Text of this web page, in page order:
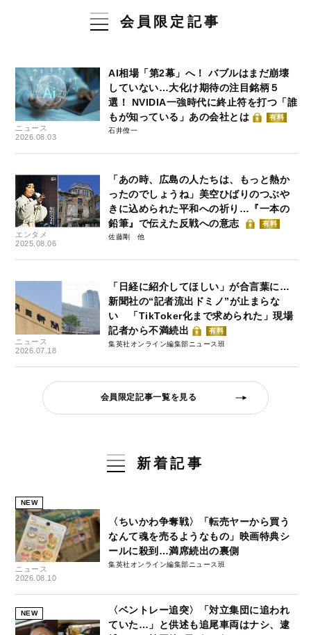
会員限定記事
ニュース
2026.08.03
AI相場「第2幕」へ！ バブルはまだ崩壊
していない…大化け期待の注目銘柄５
選！ NVIDIA一強時代に終止符を打つ「誰
もが知っている」あの会社とは
有料
石井僚一
エンタメ
2025.08.06
「あの時、広島の人たちは、もっと熱か
ったのでしょうね」美空ひばりのつぶや
きに込められた平和への祈り…『一本の
鉛筆』で伝えた反戦への意志
有料
佐藤剛
ニュース
2026.07.18
「日経に紹介してほしい」が合言葉に…
新聞社の“記者流出ドミノ”が止まらな
い 「TikToker化まで求められた」現場
記者から不満続出
有料
集英社オンライン編集部ニュース班
会員限定記事一覧を見る
新着記事
NEW
ニュース
2026.08.10
〈ちいかわ争奪戦〉「転売ヤーから買う
なんて魂を売るようなもの」映画特典シ
ールに殺到…満席続出の裏側
集英社オンライン編集部ニュース班
NEW
〈ベントレー追突〉「対立集団に追われ
ていた…」と供述も追尾車両はナシ、逮